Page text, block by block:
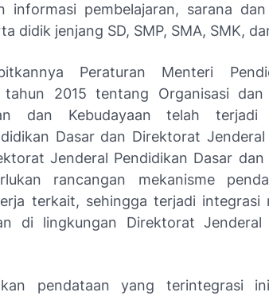
informasi pembelajaran, sarana dan
didik jenjang SD, SMP, SMA, SMK,
Peraturan Menteri
tahun 2015 tentang Organisasi
dan Kebudayaan telah terjadi
Dasar dan Direktorat Jenderal
Jenderal Pendidikan Dasar dan
rancangan mekanisme
terkait, sehingga terjadi integrasi
di lingkungan Direktorat Jenderal
pendataan yang terintegrasi